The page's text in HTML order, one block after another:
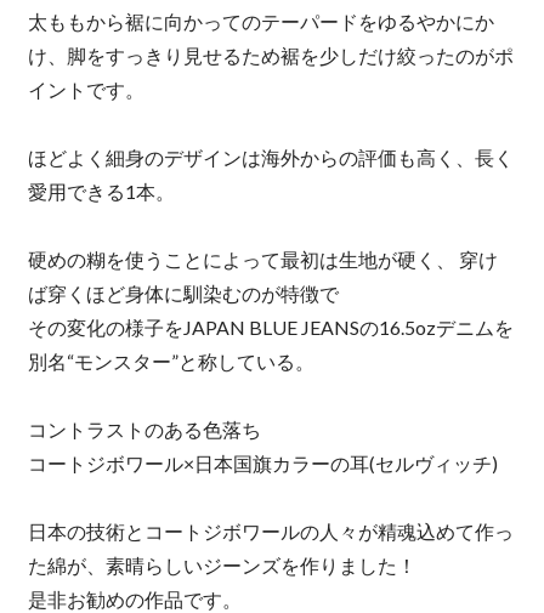
太ももから裾に向かってのテーパードをゆるやかにか
け、脚をすっきり見せるため裾を少しだけ絞ったのがポ
イントです。
ほどよく細身のデザインは海外からの評価も高く、長く
愛用できる1本。
硬めの糊を使うことによって最初は生地が硬く、 穿け
ば穿くほど身体に馴染むのが特徴で
その変化の様子をJAPAN BLUE JEANSの16.5ozデニムを
別名“モンスター”と称している。
コントラストのある色落ち
コートジボワール×日本国旗カラーの耳(セルヴィッチ)
日本の技術とコートジボワールの人々が精魂込めて作っ
た綿が、素晴らしいジーンズを作りました！
是非お勧めの作品です。